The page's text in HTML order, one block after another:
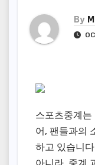
By
스포츠중계는
어, 팬들과의
하고 있습니